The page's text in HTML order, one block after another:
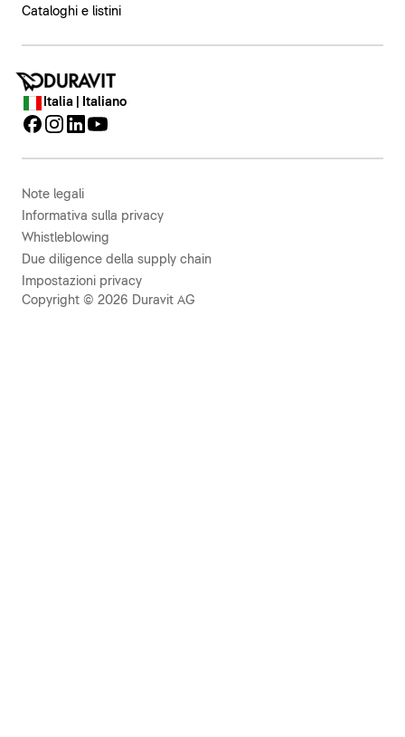
Cataloghi e listini
Italia | Italiano
Note legali
Informativa sulla privacy
Whistleblowing
Due diligence della supply chain
Impostazioni privacy
Copyright © 2026 Duravit AG